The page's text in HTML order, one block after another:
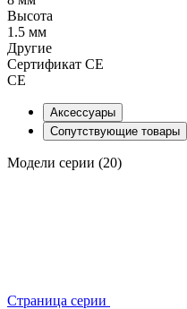
Высота
1.5 мм
Другие
Сертификат CE
CE
Аксессуары
Сопутствующие товары
Модели серии (20)
Страница серии